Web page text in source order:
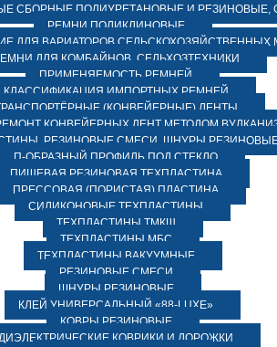
СБОРНЫЕ ПОЛИУРЕТАНОВЫЕ И РЕЗИНОВЫЕ,
РЕМНИ ПОЛИКЛИНОВЫЕ
ДЛЯ ВАРИАТОРОВ СЕЛЬСКОХОЗЯЙСТВЕННЫХ
ДЛЯ КОМБАЙНОВ, СЕЛЬХОЗТЕХНИКИ
ПРИМЕНЯЕМОСТЬ РЕМНЕЙ
КЛАССИФИКАЦИЯ ИМПОРТНЫХ РЕМНЕЙ
(КОНВЕЙЕРНЫЕ) ЛЕНТЫ
КОНВЕЙЕРНЫХ ЛЕНТ МЕТОДОМ
РЕЗИНОВЫЕ СМЕСИ, ШНУРЫ
П-ОБРАЗНЫЙ ПРОФИЛЬ ПОД СТЕКЛО
ПИЩЕВАЯ РЕЗИНОВАЯ ТЕХПЛАСТИНА
ПРЕССОВАЯ (ПОРИСТАЯ) ПЛАСТИНА
СИЛИКОНОВЫЕ ТЕХПЛАСТИНЫ
ТЕХПЛАСТИНЫ ТМКЩ
ТЕХПЛАСТИНЫ МБС
ТЕХПЛАСТИНЫ ВАКУУМНЫЕ
РЕЗИНОВЫЕ СМЕСИ
ШНУРЫ РЕЗИНОВЫЕ
КЛЕЙ УНИВЕРСАЛЬНЫЙ «88-LUXE»
КОВРЫ РЕЗИНОВЫЕ
КОВРИКИ И ДОРОЖКИ